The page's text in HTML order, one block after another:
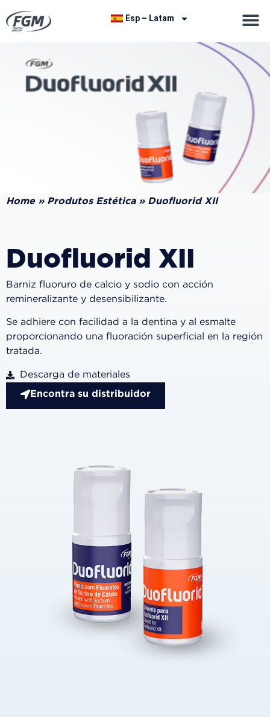
Esp – Latam
Home» Produtos Estética» Duofluorid XII
Duofluorid XII
Barniz fluoruro de calcio y sodio con acción
remineralizante y desensibilizante.
Se adhiere con facilidad a la dentina y al esmalte
proporcionando una fluoración superficial en la región
tratada.
Descarga de materiales
Encontra su distribuidor